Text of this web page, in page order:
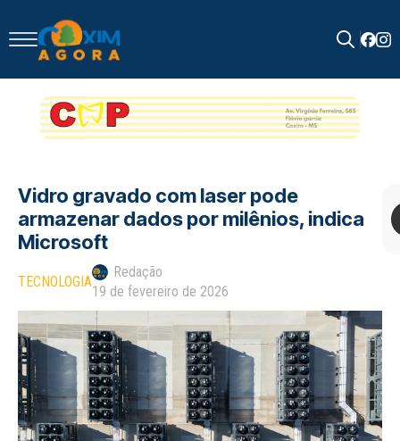
for:
Vidro gravado com laser pode
armazenar dados por milênios, indica
Microsoft
TECNOLOGIA
Redação
19 de fevereiro de 2026